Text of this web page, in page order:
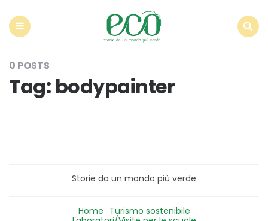
0 POSTS
Tag: bodypainter
Storie da un mondo più verde
Home Turismo sostenibile